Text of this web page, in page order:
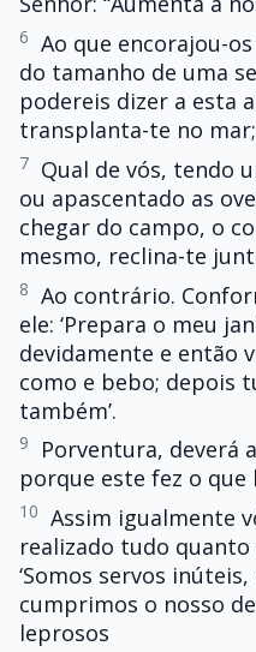
6 Ao que encorajou-
do tamanho de uma
podereis dizer a esta
transplanta-te no mar;
7 Qual de vós, tendo
ou apascentado as
chegar do campo, o
mesmo, reclina-te
8 Ao contrário.
ele: ‘Prepara o meu
devidamente e então
como e bebo; depois
também’.
9
Porventura, deverá
porque este fez o que
10 Assim igualmente
realizado tudo
‘Somos servos
cumprimos o nosso
leprosos